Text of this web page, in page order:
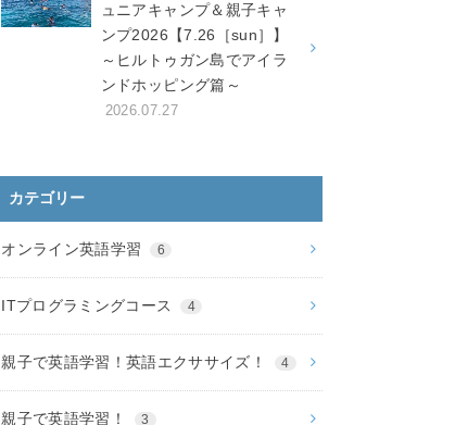
ュニアキャンプ＆親子キャ
ンプ2026【7.26［sun］】
～ヒルトゥガン島でアイラ
ンドホッピング篇～
2026.07.27
カテゴリー
オンライン英語学習 6
ITプログラミングコース 4
親子で英語学習！英語エクササイズ！ 4
親子で英語学習！ 3